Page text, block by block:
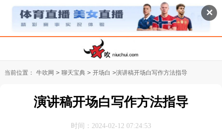
✕
当前位置： 牛吹网 > 聊天宝典 > 开场白 >演讲稿开场白写作方法指导
演讲稿开场白写作方法指导
时间：2024-02-12 07:24:53